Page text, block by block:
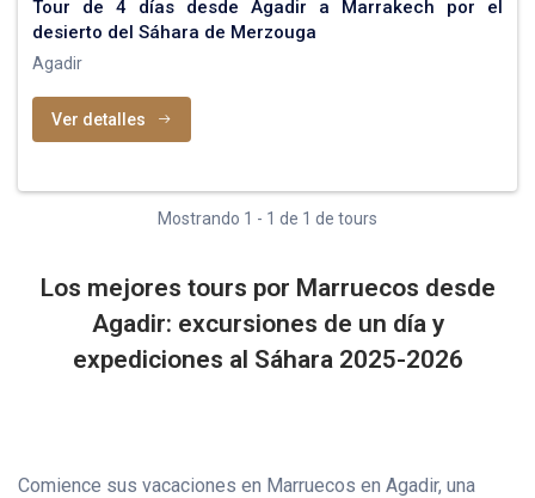
Tour de 4 días desde Agadir a Marrakech por el
desierto del Sáhara de Merzouga
Agadir
Ver detalles
Mostrando 1 - 1 de 1 de tours
Los mejores tours por Marruecos desde
Agadir: excursiones de un día y
expediciones al Sáhara 2025-2026
Comience sus vacaciones en Marruecos en Agadir, una